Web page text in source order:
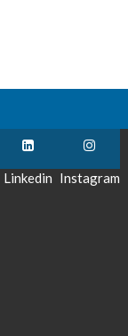
Linkedin Instagram